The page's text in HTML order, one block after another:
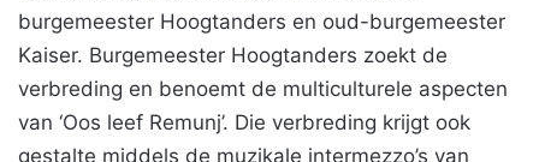
burgemeester Hoogtanders en oud-burgemeester
Kaiser. Burgemeester Hoogtanders zoekt de
verbreding en benoemt de multiculturele aspecten
van ‘Oos leef Remunj’. Die verbreding krijgt ook
gestalte middels de muzikale intermezzo’s van